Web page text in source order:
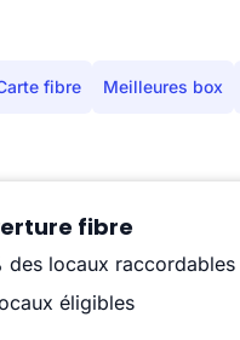
fibre Meilleures box
fibre
des locaux raccordables
éligibles